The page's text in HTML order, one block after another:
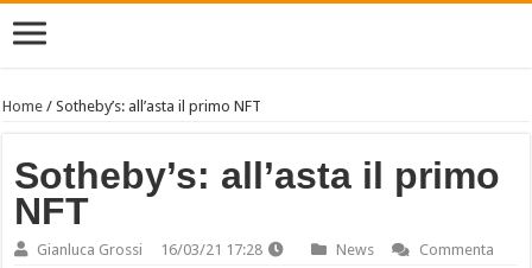
Home /Sotheby’s: all’asta il primo NFT
Sotheby’s: all’asta il primo
NFT
Gianluca Grossi 16/03/21 17:28 News Commenta